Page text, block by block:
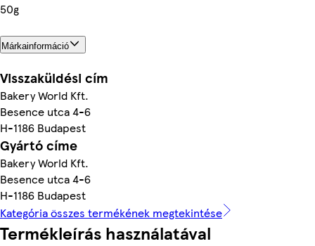
50g
Márkainformáció
Visszaküldési cím
Bakery World Kft.
Besence utca 4-6
H-1186 Budapest
Gyártó címe
Bakery World Kft.
Besence utca 4-6
H-1186 Budapest
Kategória összes termékének megtekintése
Termékleírás használatával